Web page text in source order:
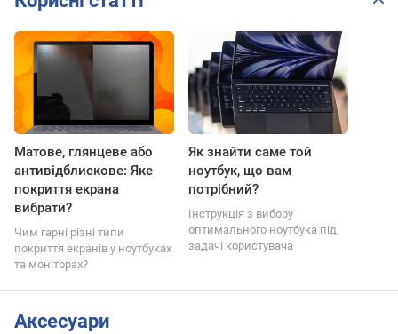
Матове, глянцеве або
антивідблискове: Яке
покриття екрана
вибрати?
Чим гарні різні типи
покриття екранів у ноутбуках
та моніторах?
Як знайти саме той
ноутбук, що вам
потрібний?
Інструкція з вибору
оптимального ноутбука під
задачі користувача
Аксесуари